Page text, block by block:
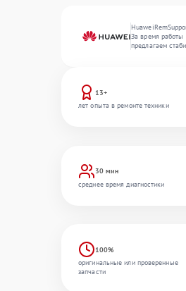
За время работы
предлагаем
13+
лет опыта в ремонте техники
30 мин
среднее время диагностики
100%
оригинальные или проверенные
запчасти